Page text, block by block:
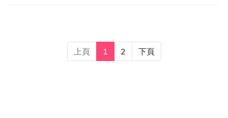
上頁 1 2 下頁